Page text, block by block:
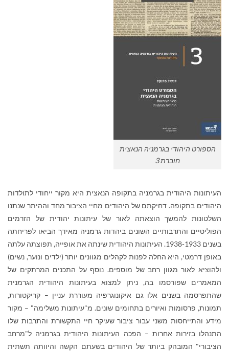
הספורט היהודי בגרמניה הנאצית
חוברת 3
העיתונות היהודית בגרמניה בתקופה הנאצית היא מקור ייחודי לתולדות
היהודים בתקופה. דחיקתם של היהודים מחיי הציבור מחד וההיתר שנתנו
השלטונות להמשך הוצאתה לאור של עיתונות יהודית של הזרמים
הפוליטיים והתרבותיים השונים ביהדות גרמניה מאידך הביאו לפריחתה
בשנים 1938-1933. העיתונות היהודית שינתה את אופייה, תפוצתה עלתה
באופן דרמטי, היא החלה לפנות לקהלים מגוונים יותר (ילדים ונוער, נשים)
ולהוציא לאור מגוון רחב של מוספים. נוסף על התכנים המרתקים של
המאמרים שפורסמו בה, ניתן למצוא בעיתונות היהודית הגרמנית
שהתפרסמה בשנים אלו גם איקונוגרפיה מעוררת עניין – קריקטורות,
תמונות, פרסומות ואיורים בתחומים שונים. מ"עיתונות משלימה" – מקור
מידע והתייחסות משני עבור ציבור שעיקר חיי התקשורת והתרבות שלו
התנהלו בזירות אחרות – הפכה העיתונות היהודית בגרמניה ל"מרחב
הציבורי" המובהק ביותר של היהודים בשעתם הקשה והיוותה תשתית